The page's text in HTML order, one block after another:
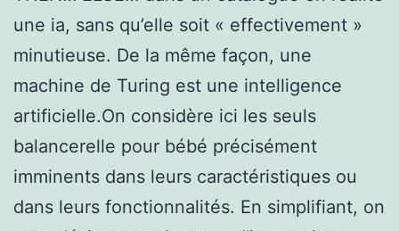
une ia, sans qu’elle soit « effectivement »
minutieuse. De la même façon, une
machine de Turing est une intelligence
artificielle.On considère ici les seuls
balancerelle pour bébé précisément
imminents dans leurs caractéristiques ou
dans leurs fonctionnalités. En simplifiant, on